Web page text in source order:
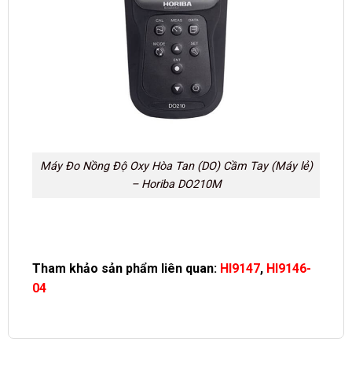
Máy Đo Nồng Độ Oxy Hòa Tan (DO) Cầm Tay (Máy lẻ)
– Horiba DO210M
Tham khảo sản phẩm liên quan: HI9147, HI9146-
04